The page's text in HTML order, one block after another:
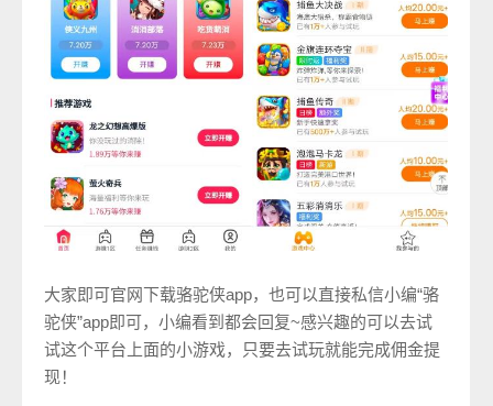
大家即可官网下载骆驼侠app，也可以直接私信小编“骆
驼侠”app即可，小编看到都会回复~感兴趣的可以去试
试这个平台上面的小游戏，只要去试玩就能完成佣金提
现！